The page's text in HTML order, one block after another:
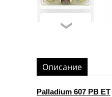
Описание
Palladium 607 PB ET